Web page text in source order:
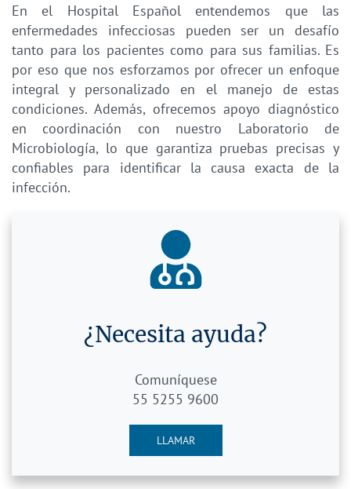
En el Hospital Español entendemos que las
enfermedades infecciosas pueden ser un desafío
tanto para los pacientes como para sus familias. Es
por eso que nos esforzamos por ofrecer un enfoque
integral y personalizado en el manejo de estas
condiciones. Además, ofrecemos apoyo diagnóstico
en coordinación con nuestro Laboratorio de
Microbiología, lo que garantiza pruebas precisas y
confiables para identificar la causa exacta de la
infección.
¿Necesita ayuda?
Comuníquese
55 5255 9600
LLAMAR